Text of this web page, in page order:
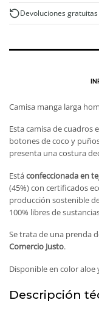
Devoluciones gratuitas
Camisa manga larga
Esta camisa de cuadros
botones de coco y
presenta una costura
Estáconfeccionada en
(45%) con certificados
producción sostenible
100% libres de
Se trata de una prenda
Comercio Justo.
Disponible en color aloe
Descripción